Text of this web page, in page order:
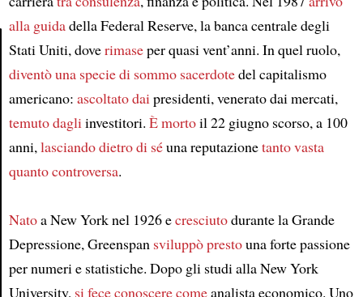
Article
alla guidadella Federal Reserve, la banca centrale degli
Stati Uniti, doverimaseper quasi vent’anni. In quel ruolo,
diventòuna specie di sommo sacerdotedel capitalismo
americano: ascoltato daipresidenti, venerato dai mercati,
temuto dagliinvestitori. È mortoil 22 giugno scorso, a 100
anni,lasciando dietro di séuna reputazionetanto vasta
quanto controversa.
Natoa New York nel 1926 ecresciutodurante la Grande
Depressione, Greenspan sviluppò prestouna forte passione
per numeri e statistiche. Dopo gli studi alla New York
University, si fece conoscere comeanalista economico. Uno